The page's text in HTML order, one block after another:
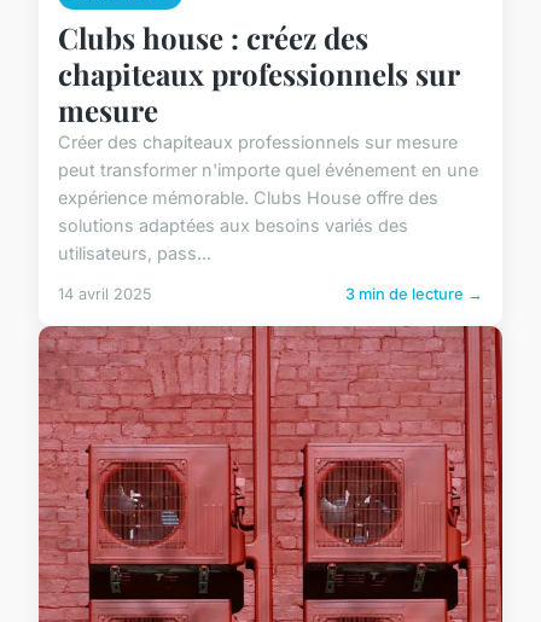
Clubs house : créez des
chapiteaux professionnels sur
mesure
Créer des chapiteaux professionnels sur mesure
peut transformer n'importe quel événement en une
expérience mémorable. Clubs House offre des
solutions adaptées aux besoins variés des
utilisateurs, pass...
14 avril 2025 3 min de lecture →